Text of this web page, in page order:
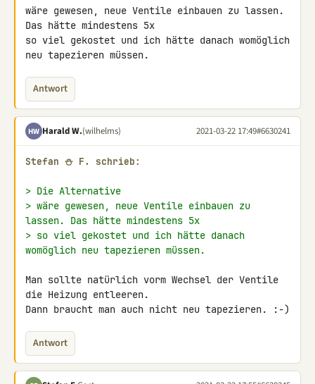
wäre gewesen, neue Ventile einbauen zu lassen.
Das hätte mindestens 5x
so viel gekostet und ich hätte danach womöglich
neu tapezieren müssen.
Antwort
HW Harald W.(wilhelms) 2021-03-22 17:49#6630241
Stefan ⛄ F. schrieb:
> Die Alternative
> wäre gewesen, neue Ventile einbauen zu
lassen. Das hätte mindestens 5x
> so viel gekostet und ich hätte danach
womöglich neu tapezieren müssen.
Man sollte natürlich vorm Wechsel der Ventile
die Heizung entleeren.
Dann braucht man auch nicht neu tapezieren. :-)
Antwort